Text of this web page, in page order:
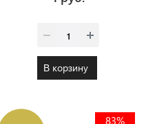
В корзину
83%